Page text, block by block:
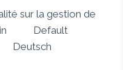
sur la gestion de
in Default